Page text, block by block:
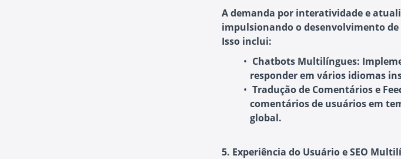
A demanda por interatividade e
impulsionando o desenvolvimento
Isso inclui:
Chatbots Multilíngues:
responder em vários idiomas
Tradução de Comentários e
comentários de usuários em
global.
5. Experiência do Usuário e SEO